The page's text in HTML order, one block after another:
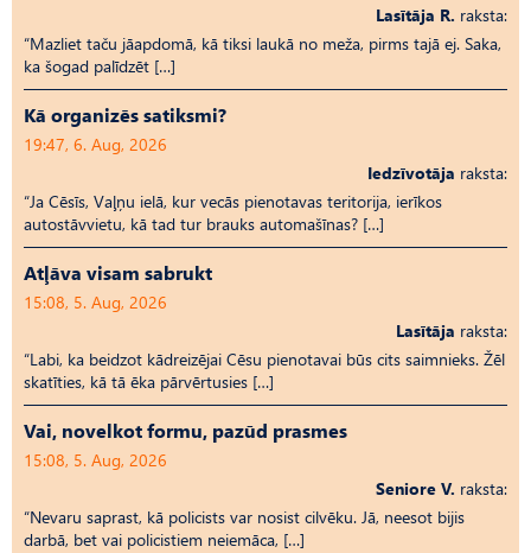
Lasītāja R. raksta:
“Mazliet taču jāapdomā, kā tiksi laukā no meža, pirms tajā ej. Saka,
ka šogad palīdzēt […]
Kā organizēs satiksmi?
19:47, 6. Aug, 2026
Iedzīvotāja raksta:
“Ja Cēsīs, Vaļņu ielā, kur vecās pienotavas teritorija, ierīkos
autostāvvietu, kā tad tur brauks automašīnas? […]
Atļāva visam sabrukt
15:08, 5. Aug, 2026
Lasītāja raksta:
“Labi, ka beidzot kādreizējai Cēsu pienotavai būs cits saimnieks. Žēl
skatīties, kā tā ēka pārvērtusies […]
Vai, novelkot formu, pazūd prasmes
15:08, 5. Aug, 2026
Seniore V. raksta:
“Nevaru saprast, kā policists var nosist cilvēku. Jā, neesot bijis
darbā, bet vai policistiem neiemāca, […]